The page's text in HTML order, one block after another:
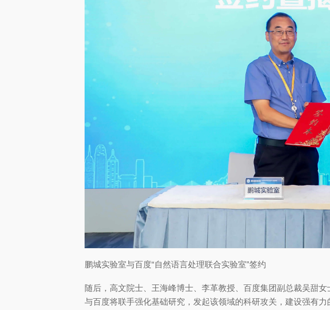
鹏城实验室与百度“自然语言处理联合实验室”签约
随后，高文院士、王海峰博士、李革教授、百度集团副总裁吴甜
与百度将联手强化基础研究，发起该领域的科研攻关，建设强有